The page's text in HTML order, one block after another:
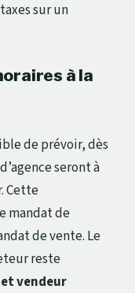
sur un
à la
de prévoir, dès
seront à
Cette
mandat de
de vente. Le
reste
vendeur